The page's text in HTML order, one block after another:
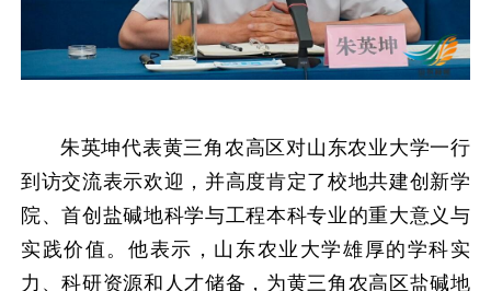
朱英坤代表黄三角农高区对山东农业大学一行
到访交流表示欢迎，并高度肯定了校地共建创新学
院、首创盐碱地科学与工程本科专业的重大意义与
实践价值。他表示，山东农业大学雄厚的学科实
力、科研资源和人才储备，为黄三角农高区盐碱地